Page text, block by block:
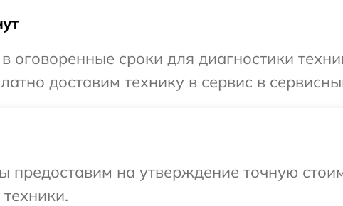
сроки для диагностики
доставим технику в сервис в
предоставим на утверждение точную